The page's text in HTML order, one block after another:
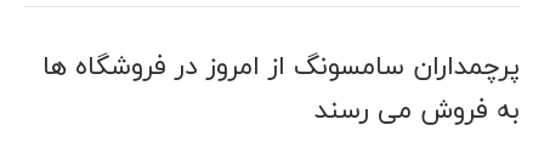
پرچمداران سامسونگ از امروز در فروشگاه ها
به فروش می رسند